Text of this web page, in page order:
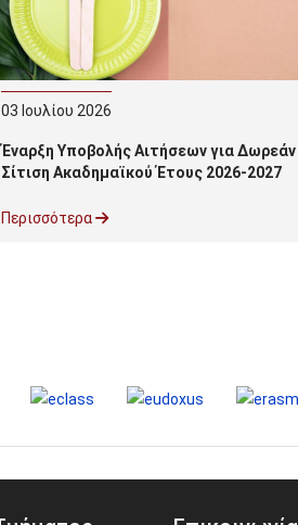
03 Ιουλίου 2026
Έναρξη Υποβολής Αιτήσεων για Δωρεάν
Σίτιση Ακαδημαϊκού Έτους 2026-2027
Περισσότερα